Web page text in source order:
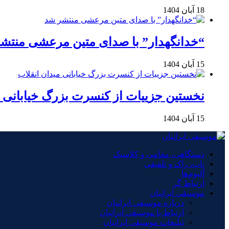
18 آبان 1404
“خدانگهدار” با صدای متین مرعشی
15 آبان 1404
نخستین جزییات از کنسرت بزرگ خیابانی
15 آبان 1404
دستگاهی، مقامی و کلاسیک
پاپ، راک و تلفیقی
آلبوم‌ها
ارتباط گر
موسیقی ایرانیان
درباره موسیقی ایرانیان
ارتباط با موسیقی ایرانیان
تبلیغات موسیقی ایرانیان